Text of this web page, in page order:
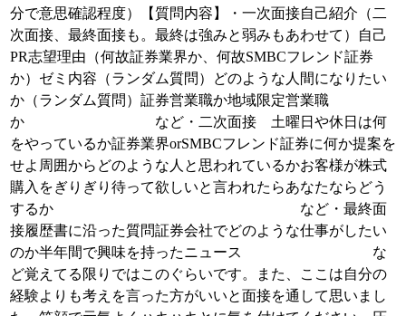
分で意思確認程度）【質問内容】・一次面接自己紹介（二
次面接、最終面接も。最終は強みと弱みもあわせて）自己
PR志望理由（何故証券業界か、何故SMBCフレンド証券
か）ゼミ内容（ランダム質問）どのような人間になりたい
か（ランダム質問）証券営業職か地域限定営業職
か など・二次面接 土曜日や休日は何
をやっているか証券業界orSMBCフレンド証券に何か提案を
せよ周囲からどのような人と思われているかお客様が株式
購入をぎりぎり待って欲しいと言われたらあなたならどう
するか など・最終面
接履歴書に沿った質問証券会社でどのような仕事がしたい
のか半年間で興味を持ったニュース な
ど覚えてる限りではこのぐらいです。また、ここは自分の
経験よりも考えを言った方がいいと面接を通して思いまし